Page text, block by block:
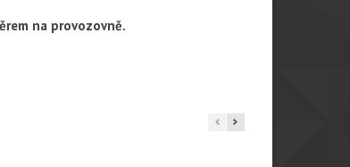
na provozovně.